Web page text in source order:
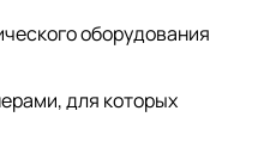
оборудования
для которых